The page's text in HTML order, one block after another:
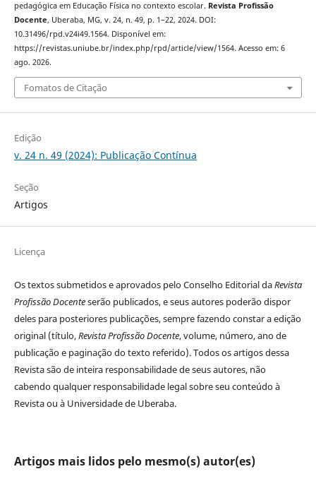
pedagógica em Educação Física no contexto escolar. Revista Profissão
Docente, Uberaba, MG, v. 24, n. 49, p. 1–22, 2024. DOI:
10.31496/rpd.v24i49.1564. Disponível em:
https://revistas.uniube.br/index.php/rpd/article/view/1564. Acesso em: 6
ago. 2026.
Fomatos de Citação
Edição
v. 24 n. 49 (2024): Publicação Contínua
Seção
Artigos
Licença
Os textos submetidos e aprovados pelo Conselho Editorial daRevista
Profissão Docenteserão publicados, e seus autores poderão dispor
deles para posteriores publicações, sempre fazendo constar a edição
original (título,Revista Profissão Docente, volume, número, ano de
publicação e paginação do texto referido). Todos os artigos dessa
Revista são de inteira responsabilidade de seus autores, não
cabendo qualquer responsabilidade legal sobre seu conteúdo à
Revista ou à Universidade de Uberaba.
Artigos mais lidos pelo mesmo(s) autor(es)